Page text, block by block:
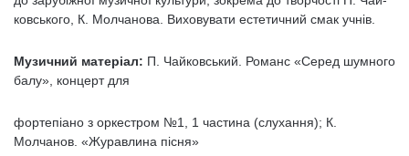
ковського, К. Молчанова. Виховувати естетичний смак учнів.
Музичний матеріал: П. Чайковський. Романс «Серед шумного
балу», концерт для
фортепіано з оркестром №1, 1 части­на (слухання); К.
Молчанов. «Журавлина пісня»